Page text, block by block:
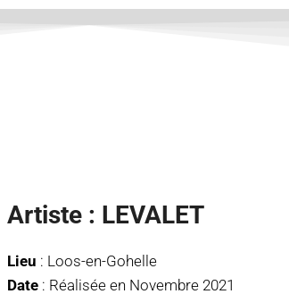
Artiste : LEVALET
Lieu : Loos-en-Gohelle
Date : Réalisée en Novembre 2021